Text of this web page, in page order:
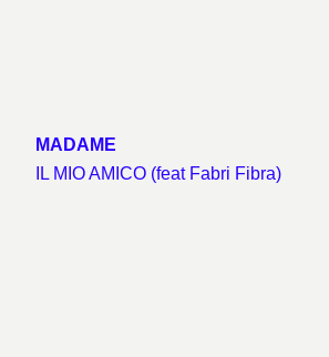
MADAME
IL MIO AMICO (feat Fabri Fibra)